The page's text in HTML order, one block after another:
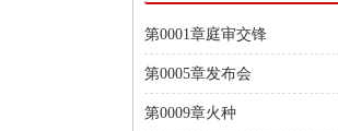
第0001章庭审交锋
第0005章发布会
第0009章火种